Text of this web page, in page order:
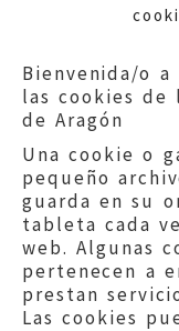
Bienvenida/o
las cookies
de Aragón
Una cookie o
pequeño
guarda en su
tableta cada
web. Algunas
pertenecen a
prestan
Las cookies